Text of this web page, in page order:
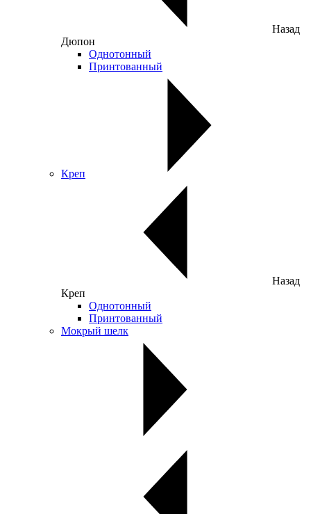
Назад
Дюпон
Однотонный
Принтованный
Креп
Назад
Креп
Однотонный
Принтованный
Мокрый шелк